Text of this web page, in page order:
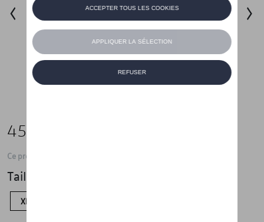
45,00 €
Ce produit n'est actuellement pas de stock
Taille
XL